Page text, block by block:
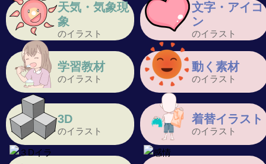
天気・気象現
象
のイラスト
文字・アイコ
ン
のイラスト
学習教材
のイラスト
動く素材
のイラスト
3D
のイラスト
着替イラスト
のイラスト